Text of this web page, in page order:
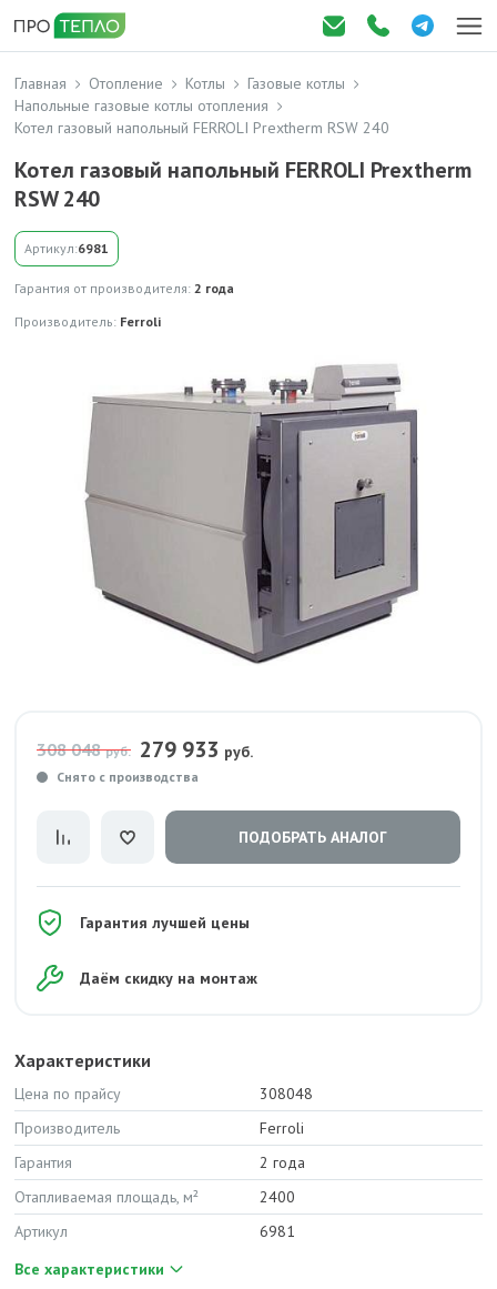
Главная Отопление Котлы
Газовые котлы
Напольные газовые котлы отопления
Котел газовый напольный FERROLI Prextherm RSW 240
Котел газовый напольный FERROLI Prextherm
RSW 240
Артикул:6981
Гарантия от производителя: 2 года
Производитель: Ferroli
308 048руб. 279 933 руб.
Снято с производства
ПОДОБРАТЬ АНАЛОГ
Гарантия лучшей цены
Даём скидку на монтаж
Характеристики
Цена по прайсу
308048
Производитель
Ferroli
Гарантия
2 года
Отапливаемая площадь, м²
2400
Артикул
6981
Все характеристики